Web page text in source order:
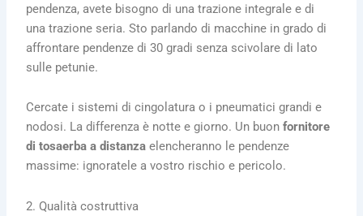
pendenza, avete bisogno di una trazione integrale e di
una trazione seria. Sto parlando di macchine in grado di
affrontare pendenze di 30 gradi senza scivolare di lato
sulle petunie.
Cercate i sistemi di cingolatura o i pneumatici grandi e
nodosi. La differenza è notte e giorno. Un buonfornitore
di tosaerba a distanza elencheranno le pendenze
massime: ignoratele a vostro rischio e pericolo.
2. Qualità costruttiva